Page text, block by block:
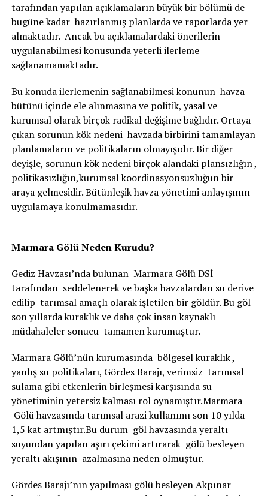
tarafından yapılan açıklamaların büyük bir bölümü de
bugüne kadar hazırlanmış planlarda ve raporlarda yer
almaktadır. Ancak bu açıklamalardaki önerilerin
uygulanabilmesi konusunda yeterli ilerleme
sağlanamamaktadır.
Bu konuda ilerlemenin sağlanabilmesi konunun havza
bütünü içinde ele alınmasına ve politik, yasal ve
kurumsal olarak birçok radikal değişime bağlıdır. Ortaya
çıkan sorunun kök nedeni havzada birbirini tamamlayan
planlamaların ve politikaların olmayışıdır. Bir diğer
deyişle, sorunun kök nedeni birçok alandaki plansızlığın ,
politikasızlığın,kurumsal koordinasyonsuzluğun bir
araya gelmesidir. Bütünleşik havza yönetimi anlayışının
uygulamaya konulmamasıdır.
Marmara Gölü Neden Kurudu?
Gediz Havzası’nda bulunan Marmara Gölü DSİ
tarafından seddelenerek ve başka havzalardan su derive
edilip tarımsal amaçlı olarak işletilen bir göldür. Bu göl
son yıllarda kuraklık ve daha çok insan kaynaklı
müdahaleler sonucu tamamen kurumuştur.
Marmara Gölü’nün kurumasında bölgesel kuraklık ,
yanlış su politikaları, Gördes Barajı, verimsiz tarımsal
sulama gibi etkenlerin birleşmesi karşısında su
yönetiminin yetersiz kalması rol oynamıştır.Marmara
Gölü havzasında tarımsal arazi kullanımı son 10 yılda
1,5 kat artmıştır.Bu durum göl havzasında yeraltı
suyundan yapılan aşırı çekimi artırarak gölü besleyen
yeraltı akışının azalmasına neden olmuştur.
Gördes Barajı’nın yapılması gölü besleyen Akpınar